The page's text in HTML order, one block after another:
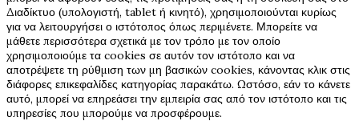
Διαδίκτυο (υπολογιστή, tablet ή κινητό), χρησιμοποιούνται κυρίως
για να λειτουργήσει ο ιστότοπος όπως περιμένετε. Μπορείτε να
μάθετε περισσότερα σχετικά με τον τρόπο με τον οποίο
χρησιμοποιούμε τα cookies σε αυτόν τον ιστότοπο και να
αποτρέψετε τη ρύθμιση των μη βασικών cookies, κάνοντας κλικ στις
διάφορες επικεφαλίδες κατηγορίας παρακάτω. Ωστόσο, εάν το κάνετε
αυτό, μπορεί να επηρεάσει την εμπειρία σας από τον ιστότοπο και τις
υπηρεσίες που μπορούμε να προσφέρουμε.